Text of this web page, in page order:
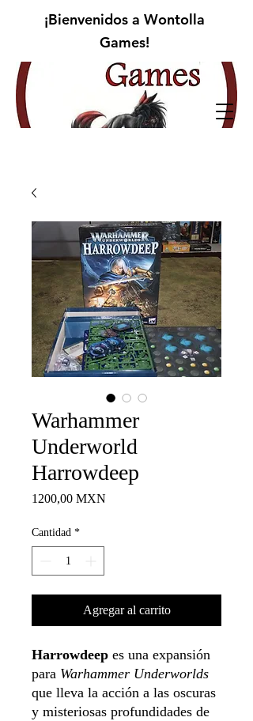
¡Bienvenidos a Wontolla
Games!
Warhammer
Underworld
Harrowdeep
1200,00 MXN
Cantidad *
Agregar al carrito
Harrowdeep es una expansión
para Warhammer Underworlds
que lleva la acción a las oscuras
y misteriosas profundidades de